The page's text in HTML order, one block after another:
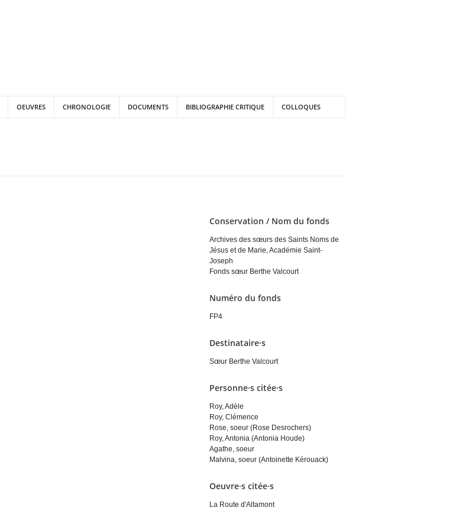
OEUVRES CHRONOLOGIE DOCUMENTS BIBLIOGRAPHIE CRITIQUE COLLOQUES
Conservation / Nom du fonds
Archives des sœurs des Saints Noms de
Jésus et de Marie, Académie Saint-
Joseph
Fonds sœur Berthe Valcourt
Numéro du fonds
FP4
Destinataire·s
Sœur Berthe Valcourt
Personne·s citée·s
Roy, Adèle
Roy, Clémence
Rose, soeur (Rose Desrochers)
Roy, Antonia (Antonia Houde)
Agathe, soeur
Malvina, soeur (Antoinette Kérouack)
Oeuvre·s citée·s
La Route d'Altamont